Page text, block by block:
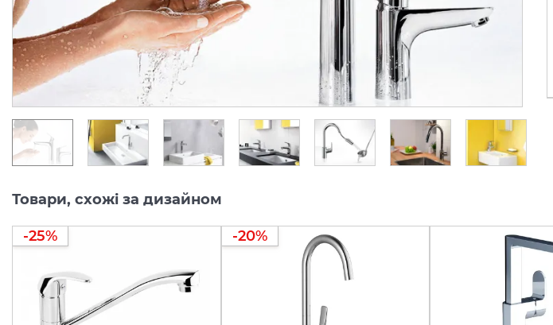
В наявності
6 616.00
грн/шт
Кількість товару
обмежена
Під замовлення
6 358.
грн/шт
Товари, схожі за дизайном
-25% -20%